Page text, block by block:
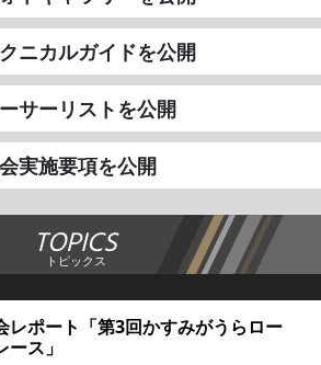
ニカルガイドを公開
サーリストを公開
実施要項を公開
TOPICS
トピックス
レポート「第3回かすみがうらロー
ース」